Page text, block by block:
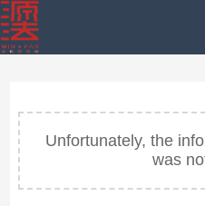
Unfortunately, the
was